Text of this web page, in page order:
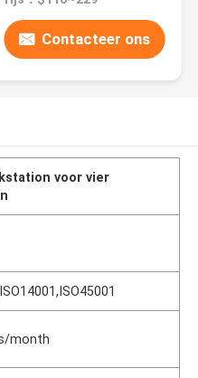
Contacteer ons
voor vier
month